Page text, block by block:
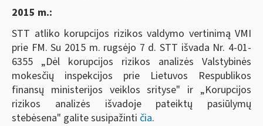
2015 m.:
STT atliko korupcijos rizikos valdymo vertinimą VMI
prie FM. Su 2015 m. rugsėjo 7 d. STT išvada Nr. 4-01-
6355 „Dėl korupcijos rizikos analizės Valstybinės
mokesčių inspekcijos prie Lietuvos Respublikos
finansų ministerijos veiklos srityse" ir „Korupcijos
rizikos analizės išvadoje pateiktų pasiūlymų
stebėsena" galite susipažinti čia.